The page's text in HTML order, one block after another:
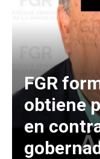
FGR
obtiene
en